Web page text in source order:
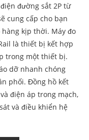
đường sắt 2P từ
cung cấp cho bạn
kịp thời. Máy đo
là thiết bị kết hợp
trong một thiết bị.
dỡ nhanh chóng
phối. Đồng hồ kết
điện áp trong mạch,
và điều khiển hệ